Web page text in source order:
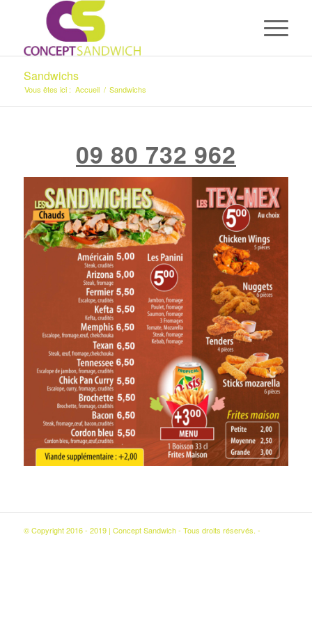
Sandwichs
Vous êtes ici : Accueil / Sandwichs
09 80 732 962
© Copyright 2016 - 2019 | Concept Sandwich - Tous droits réservés. -